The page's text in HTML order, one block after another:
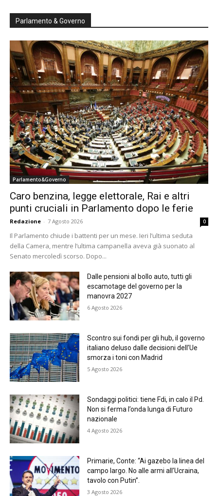
Parlamento & Governo
Parlamento&Governo
Caro benzina, legge elettorale, Rai e altri
punti cruciali in Parlamento dopo le ferie
Redazione - 7 Agosto 2026 0
Il Parlamento chiude i battenti per un mese. Ieri l’ultima seduta
della Camera, mentre l’ultima campanella aveva già suonato al
Senato mercoledì scorso. Dopo...
Dalle pensioni al bollo auto, tutti gli
escamotage del governo per la
manovra 2027
6 Agosto 2026
Scontro sui fondi per gli hub, il governo
italiano deluso dalle decisioni dell’Ue
smorza i toni con Madrid
5 Agosto 2026
Sondaggi politici: tiene Fdi, in calo il Pd.
Non si ferma l’onda lunga di Futuro
nazionale
4 Agosto 2026
Primarie, Conte: “Ai gazebo la linea del
campo largo. No alle armi all’Ucraina,
tavolo con Putin”.
3 Agosto 2026